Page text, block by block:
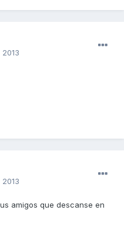
amigos que descanse en